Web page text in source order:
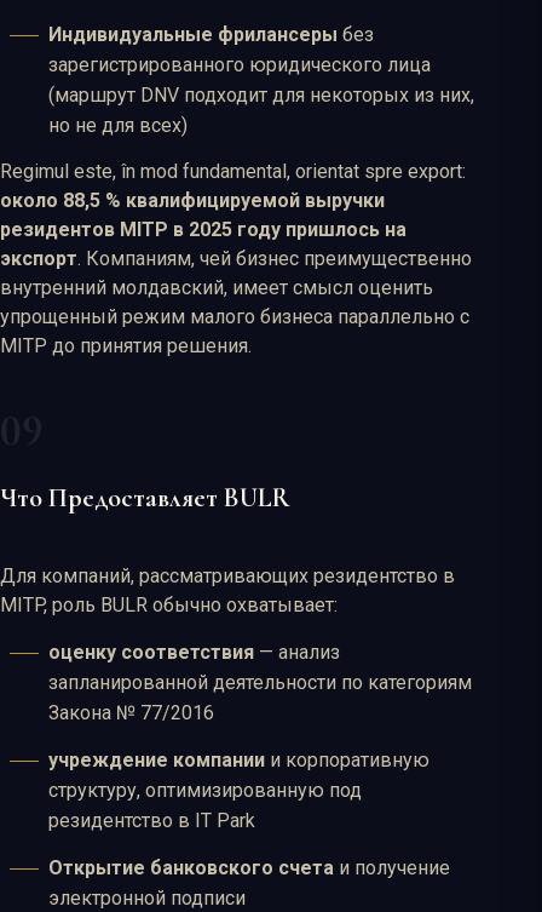
Индивидуальные фрилансеры без
зарегистрированного юридического лица
(маршрут DNV подходит для некоторых из них,
но не для всех)
Regimul este, în mod fundamental, orientat spre export:
около 88,5 % квалифицируемой выручки
резидентов MITP в 2025 году пришлось на
экспорт. Компаниям, чей бизнес преимущественно
внутренний молдавский, имеет смысл оценить
упрощенный режим малого бизнеса параллельно с
MITP до принятия решения.
Что Предоставляет BULR
Для компаний, рассматривающих резидентство в
MITP, роль BULR обычно охватывает:
оценку соответствия — анализ
запланированной деятельности по категориям
Закона № 77/2016
учреждение компании и корпоративную
структуру, оптимизированную под
резидентство в IT Park
Открытие банковского счета и получение
электронной подписи